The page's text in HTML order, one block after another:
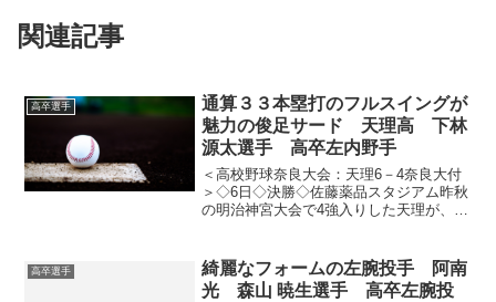
関連記事
高卒選手
通算３３本塁打のフルスイングが
魅力の俊足サード 天理高 下林
源太選手 高卒左内野手
＜高校野球奈良大会：天理6－4奈良大付
＞◇6日◇決勝◇佐藤薬品スタジアム昨秋
の明治神宮大会で4強入りした天理が、オ
塁から5番河村拓民（たくみん）外野手
（3年）の左...
高卒選手
綺麗なフォームの左腕投手 阿南
光 森山 暁生選手 高卒左腕投